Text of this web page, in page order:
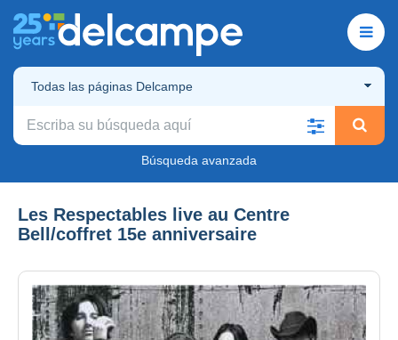
Todas las páginas Delcampe
Búsqueda avanzada
Les Respectables live au Centre
Bell/coffret 15e anniversaire